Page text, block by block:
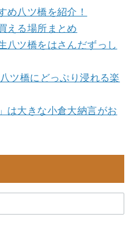
め八ツ橋を紹介！
える場所まとめ
八ツ橋をはさんだずっし
ツ橋にどっぷり浸れる楽
は大きな小倉大納言がお